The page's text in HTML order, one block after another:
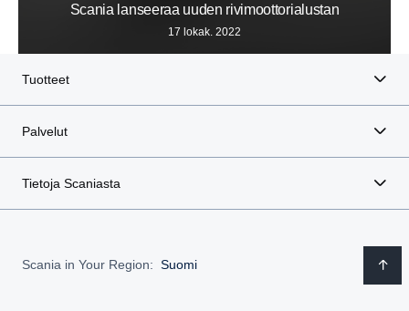
Scania lanseeraa uuden rivimoottorialustan
17 lokak. 2022
Tuotteet
Palvelut
Tietoja Scaniasta
Scania in Your Region: Suomi